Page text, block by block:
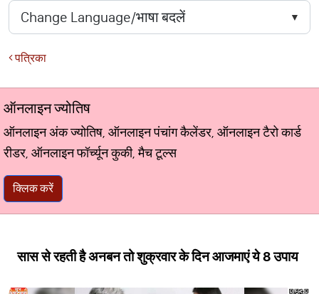
पत्रिका
ऑनलाइन ज्योतिष
ऑनलाइन अंक ज्योतिष, ऑनलाइन पंचांग कैलेंडर, ऑनलाइन टैरो कार्ड
रीडर, ऑनलाइन फॉर्च्यून कुकी, मैच टूल्स
क्लिक करें
सास से रहती है अनबन तो शुक्रवार के दिन आजमाएं ये 8 उपाय